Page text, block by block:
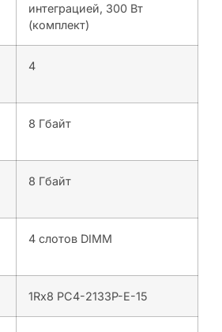
интеграцией, 300 Вт
(комплект)
4
8 Гбайт
8 Гбайт
4 слотов DIMM
1Rx8 PC4-2133P-E-15